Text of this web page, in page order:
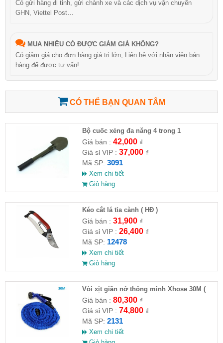
Có gửi hàng đi tỉnh, gửi chành xe và các dịch vụ vận chuyển
GHN, Viettel Post…
MUA NHIỀU CÓ ĐƯỢC GIẢM GIÁ KHÔNG?
Có giảm giá cho đơn hàng giá trị lớn, Liên hệ với nhân viên bán
hàng để được tư vấn!
CÓ THỂ BẠN QUAN TÂM
Bộ cuốc xẻng đa năng 4 trong 1
Giá bán : 42,000₫
Giá sỉ VIP : 37,000₫
Mã SP: 3091
Xem chi tiết
Giỏ hàng
Kéo cắt lá tỉa cành ( HĐ )
Giá bán : 31,900₫
Giá sỉ VIP : 26,400₫
Mã SP: 12478
Xem chi tiết
Giỏ hàng
Vòi xịt giãn nở thông minh Xhose 30M (
HĐ )
Giá bán : 80,300₫
Giá sỉ VIP : 74,800₫
Mã SP: 2131
Xem chi tiết